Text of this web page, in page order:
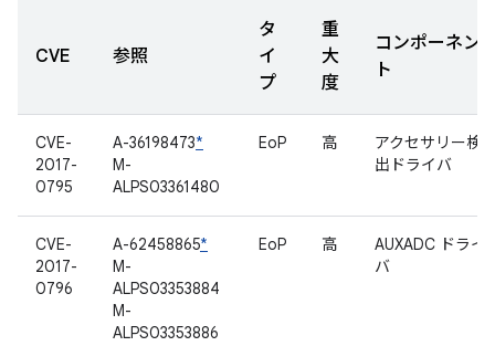
CVE 参照
タ
イ
プ
重
大
度
コンポーネン
ト
CVE-
2017-
0795
A-36198473*
M-
ALPS03361480
EoP 高
アクセサリー検
出ドライバ
CVE-
2017-
0796
A-62458865*
M-
ALPS03353884
M-
ALPS03353886
EoP 高
AUXADC ドライ
バ